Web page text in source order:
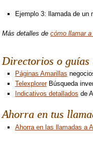
Ejemplo 3: llamada de un
Más detalles decómo llamar
Directorios o guías
Páginas Amarillas
TelexplorerBúsqueda
Indicativos detallados de
Ahorra en tus
Ahorra en las llamadas a